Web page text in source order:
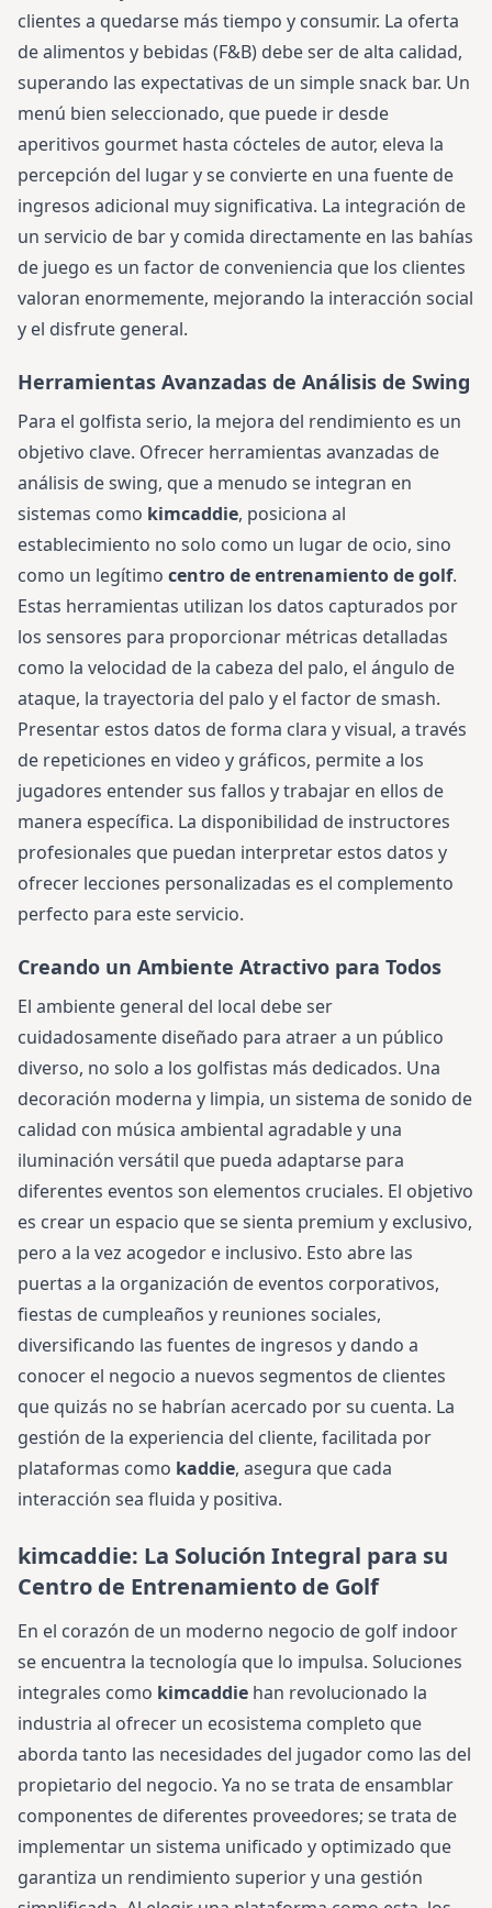
clientes a quedarse más tiempo y consumir. La oferta
de alimentos y bebidas (F&B) debe ser de alta calidad,
superando las expectativas de un simple snack bar. Un
menú bien seleccionado, que puede ir desde
aperitivos gourmet hasta cócteles de autor, eleva la
percepción del lugar y se convierte en una fuente de
ingresos adicional muy significativa. La integración de
un servicio de bar y comida directamente en las bahías
de juego es un factor de conveniencia que los clientes
valoran enormemente, mejorando la interacción social
y el disfrute general.
Herramientas Avanzadas de Análisis de Swing
Para el golfista serio, la mejora del rendimiento es un
objetivo clave. Ofrecer herramientas avanzadas de
análisis de swing, que a menudo se integran en
sistemas como kimcaddie, posiciona al
establecimiento no solo como un lugar de ocio, sino
como un legítimo centro de entrenamiento de golf.
Estas herramientas utilizan los datos capturados por
los sensores para proporcionar métricas detalladas
como la velocidad de la cabeza del palo, el ángulo de
ataque, la trayectoria del palo y el factor de smash.
Presentar estos datos de forma clara y visual, a través
de repeticiones en video y gráficos, permite a los
jugadores entender sus fallos y trabajar en ellos de
manera específica. La disponibilidad de instructores
profesionales que puedan interpretar estos datos y
ofrecer lecciones personalizadas es el complemento
perfecto para este servicio.
Creando un Ambiente Atractivo para Todos
El ambiente general del local debe ser
cuidadosamente diseñado para atraer a un público
diverso, no solo a los golfistas más dedicados. Una
decoración moderna y limpia, un sistema de sonido de
calidad con música ambiental agradable y una
iluminación versátil que pueda adaptarse para
diferentes eventos son elementos cruciales. El objetivo
es crear un espacio que se sienta premium y exclusivo,
pero a la vez acogedor e inclusivo. Esto abre las
puertas a la organización de eventos corporativos,
fiestas de cumpleaños y reuniones sociales,
diversificando las fuentes de ingresos y dando a
conocer el negocio a nuevos segmentos de clientes
que quizás no se habrían acercado por su cuenta. La
gestión de la experiencia del cliente, facilitada por
plataformas como kaddie, asegura que cada
interacción sea fluida y positiva.
kimcaddie: La Solución Integral para su
Centro de Entrenamiento de Golf
En el corazón de un moderno negocio de golf indoor
se encuentra la tecnología que lo impulsa. Soluciones
integrales como kimcaddie han revolucionado la
industria al ofrecer un ecosistema completo que
aborda tanto las necesidades del jugador como las del
propietario del negocio. Ya no se trata de ensamblar
componentes de diferentes proveedores; se trata de
implementar un sistema unificado y optimizado que
garantiza un rendimiento superior y una gestión